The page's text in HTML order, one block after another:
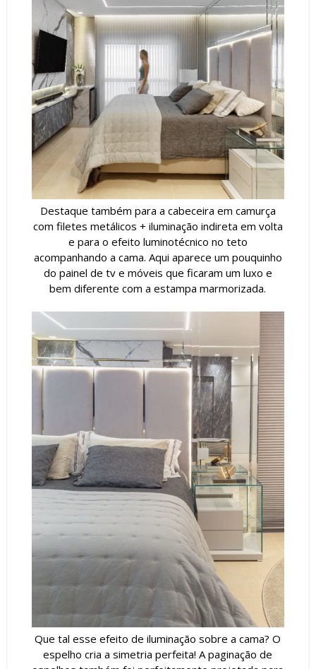
Destaque também para a cabeceira em camurça
com filetes metálicos + iluminação indireta em volta
e para o efeito luminotécnico no teto
acompanhando a cama. Aqui aparece um pouquinho
do painel de tv e móveis que ficaram um luxo e
bem diferente com a estampa marmorizada.
Que tal esse efeito de iluminação sobre a cama? O
espelho cria a simetria perfeita! A paginação de